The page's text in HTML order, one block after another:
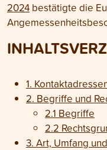
2024 bestätigte die
1.
2. Begriffe und
2.1 Begriffe
2.2
3. Art, Umfang